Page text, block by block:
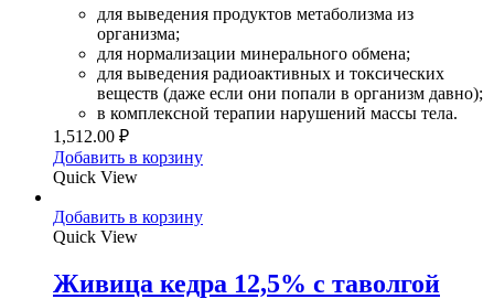
для выведения продуктов метаболизма из
организма;
для нормализации минерального обмена;
для выведения радиоактивных и токсических
веществ (даже если они попали в организм давно);
в комплексной терапии нарушений массы тела.
1,512.00 ₽
Добавить в корзину
Quick View
Добавить в корзину
Quick View
Живица кедра 12,5% с таволгой